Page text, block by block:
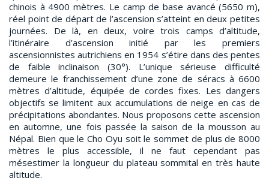
chinois à 4900 mètres. Le camp de base avancé (5650 m),
réel point de départ de l’ascension s’atteint en deux petites
journées. De là, en deux, voire trois camps d’altitude,
l’itinéraire d’ascension initié par les premiers
ascensionnistes autrichiens en 1954 s’étire dans des pentes
de faible inclinaison (30°). L’unique sérieuse difficulté
demeure le franchissement d’une zone de séracs à 6600
mètres d’altitude, équipée de cordes fixes. Les dangers
objectifs se limitent aux accumulations de neige en cas de
précipitations abondantes. Nous proposons cette ascension
en automne, une fois passée la saison de la mousson au
Népal. Bien que le Cho Oyu soit le sommet de plus de 8000
mètres le plus accessible, il ne faut cependant pas
mésestimer la longueur du plateau sommital en très haute
altitude.